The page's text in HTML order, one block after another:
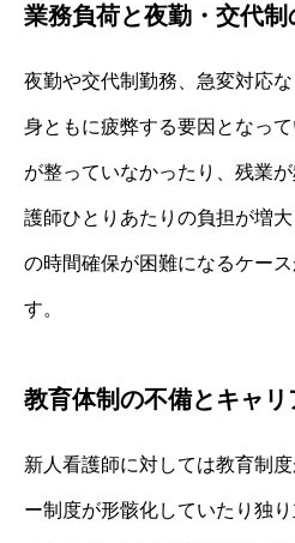
業務負荷と夜勤・交代制
夜勤や交代制勤務、急変対応
身ともに疲弊する要因となっ
が整っていなかったり、残業
護師ひとりあたりの負担が増
の時間確保が困難になるケー
す。
教育体制の不備とキャ
新人看護師に対しては教育制
ー制度が形骸化していたり独